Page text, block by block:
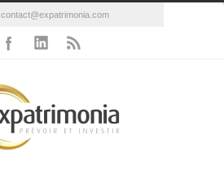
contact@expatrimonia.com